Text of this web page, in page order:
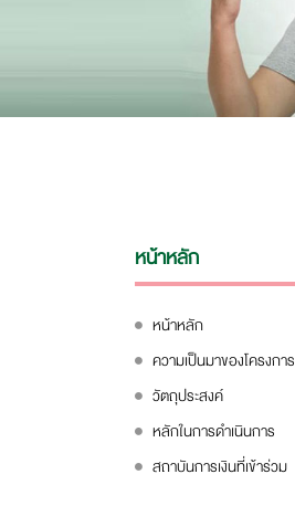
หน้าหลัก
หน้าหลัก
ความเป็นมาของโครงการ
วัตถุประสงค์
หลักในการดำเนินการ
สถาบันการเงินที่เข้าร่วม